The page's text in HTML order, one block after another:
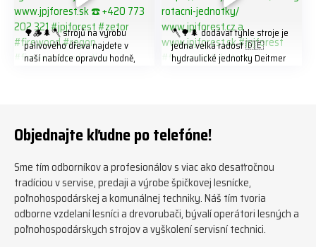
🌳🪵🌲🪓 strojů na výrobu
palivového dřeva najdete v
naší nabídce opravdu hodně,
#firewoodproduction
🪓🌳🌲 dodávat tyhle stroje je
jedna velká radost 🇩🇪
hydraulické jednotky Deitmer
#firewood #deitmer
Objednajte kľudne po telefóne!
Sme tím odborníkov a profesionálov s viac ako desaťročnou
tradíciou v servise, predaji a výrobe špičkovej lesnícke,
poľnohospodárskej a komunálnej techniky. Náš tím tvoria
odborne vzdelaní lesníci a drevorubači, bývalí operátori lesných a
poľnohospodárskych strojov a vyškolení servisní technici.